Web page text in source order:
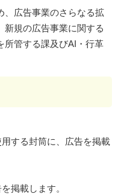
広告事業のさらなる拡
新規の広告事業に関する
所管する課及びAI・行革
する封筒に、広告を掲載
掲載します。